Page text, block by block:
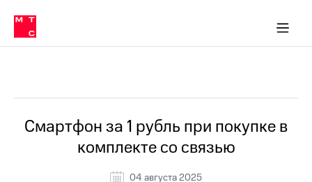
связь
Сервисы и подписки
30% на связь
кабинеты
Мобильная
и
Спутниковое
в МТС
Услуги
Смартфон за 1 рубль при покупке в
комплекте со связью
04 августа 2025